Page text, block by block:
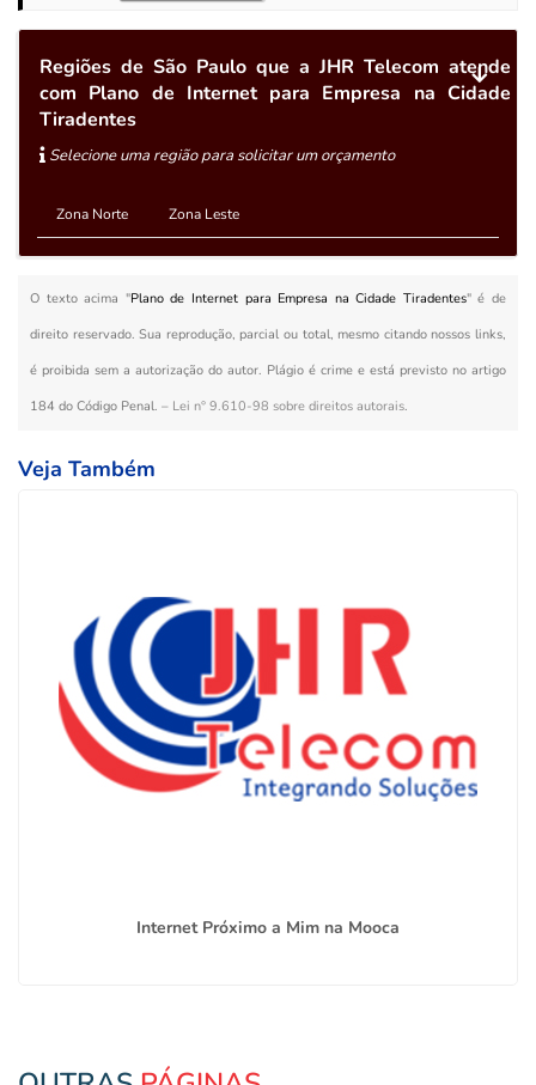
Regiões de São Paulo que a JHR Telecom atende
com Plano de Internet para Empresa na Cidade
Tiradentes
Selecione uma região para solicitar um orçamento
Zona Norte Zona Leste
O texto acima "Plano de Internet para Empresa na Cidade Tiradentes" é de
direito reservado. Sua reprodução, parcial ou total, mesmo citando nossos links,
é proibida sem a autorização do autor. Plágio é crime e está previsto no artigo
184 do Código Penal. – Lei n° 9.610-98 sobre direitos autorais.
Veja Também
Internet Próximo a Mim na Mooca